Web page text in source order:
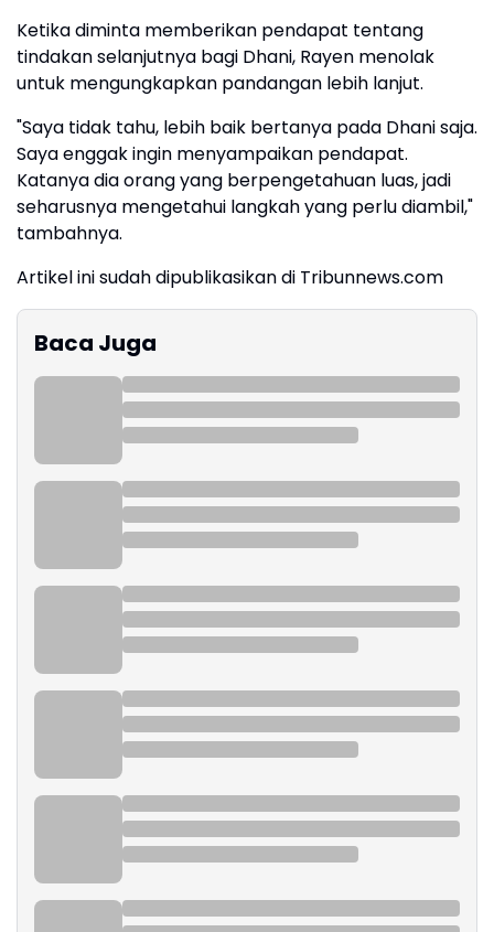
Ketika diminta memberikan pendapat tentang
tindakan selanjutnya bagi Dhani, Rayen menolak
untuk mengungkapkan pandangan lebih lanjut.
"Saya tidak tahu, lebih baik bertanya pada Dhani saja.
Saya enggak ingin menyampaikan pendapat.
Katanya dia orang yang berpengetahuan luas, jadi
seharusnya mengetahui langkah yang perlu diambil,"
tambahnya.
Artikel ini sudah dipublikasikan di Tribunnews.com
Baca Juga